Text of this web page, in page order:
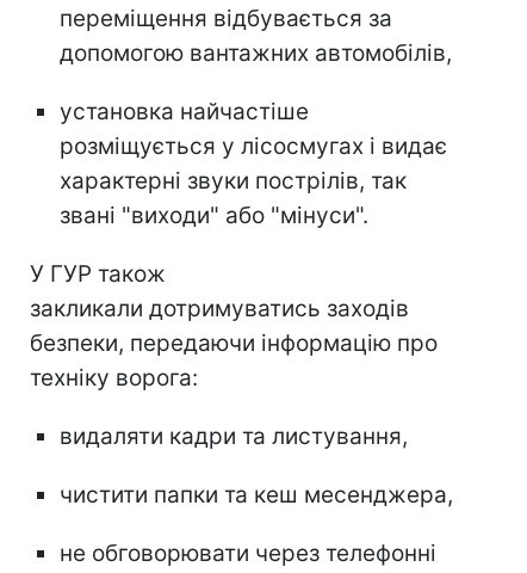
переміщення відбувається за
допомогою вантажних автомобілів,
установка найчастіше
розміщується у лісосмугах і видає
характерні звуки пострілів, так
звані "виходи" або "мінуси".
У ГУР також
закликали дотримуватись заходів
безпеки, передаючи інформацію про
техніку ворога:
видаляти кадри та листування,
чистити папки та кеш месенджера,
не обговорювати через телефонні